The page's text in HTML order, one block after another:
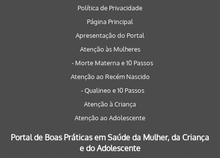
Política de Privacidade
Página Principal
Apresentação do Portal
Atenção às Mulheres
- Morte Materna e 10 Passos
Atenção ao Recém Nascido
- Qualineo e 10 Passos
Atenção à Criança
Atenção ao Adolescente
Portal de Boas Práticas em Saúde da Mulher, da Criança
e do Adolescente